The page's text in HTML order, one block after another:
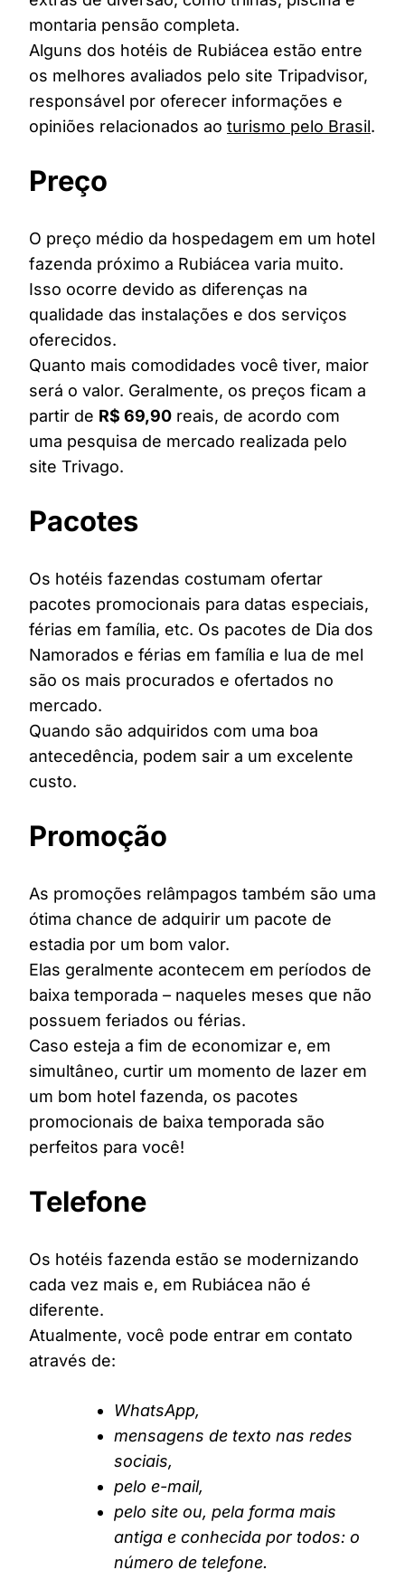
montaria pensão completa.
Alguns dos hotéis de Rubiácea estão entre
os melhores avaliados pelo site Tripadvisor,
responsável por oferecer informações e
opiniões relacionados ao turismo pelo Brasil.
Preço
O preço médio da hospedagem em um hotel
fazenda próximo a Rubiácea varia muito.
Isso ocorre devido as diferenças na
qualidade das instalações e dos serviços
oferecidos.
Quanto mais comodidades você tiver, maior
será o valor. Geralmente, os preços ficam a
partir de R$ 69,90 reais, de acordo com
uma pesquisa de mercado realizada pelo
site Trivago.
Pacotes
Os hotéis fazendas costumam ofertar
pacotes promocionais para datas especiais,
férias em família, etc. Os pacotes de Dia dos
Namorados e férias em família e lua de mel
são os mais procurados e ofertados no
mercado.
Quando são adquiridos com uma boa
antecedência, podem sair a um excelente
custo.
Promoção
As promoções relâmpagos também são uma
ótima chance de adquirir um pacote de
estadia por um bom valor.
Elas geralmente acontecem em períodos de
baixa temporada – naqueles meses que não
possuem feriados ou férias.
Caso esteja a fim de economizar e, em
simultâneo, curtir um momento de lazer em
um bom hotel fazenda, os pacotes
promocionais de baixa temporada são
perfeitos para você!
Telefone
Os hotéis fazenda estão se modernizando
cada vez mais e, em Rubiácea não é
diferente.
Atualmente, você pode entrar em contato
através de:
WhatsApp,
mensagens de texto nas redes
sociais,
pelo e-mail,
pelo site ou, pela forma mais
antiga e conhecida por todos: o
número de telefone.